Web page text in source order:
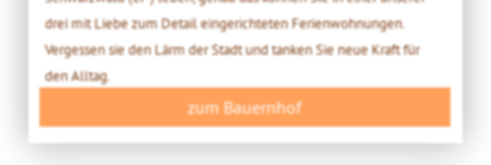
drei mit Liebe zum Detail eingerichteten Ferienwohnungen.
Vergessen sie den Lärm der Stadt und tanken Sie neue Kraft für
den Alltag.
zum Bauernhof